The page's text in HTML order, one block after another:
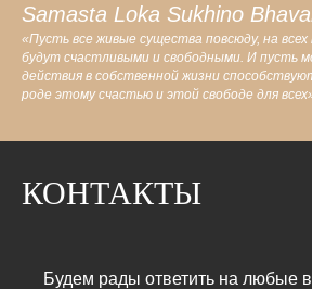
Samasta Loka Sukhino
«Пусть все живые существа повсюду, на
будут счастливыми и свободными. И пусть
действия в собственной жизни
роде этому счастью и этой свободе для
КОНТАКТЫ
Будем рады ответить на любые